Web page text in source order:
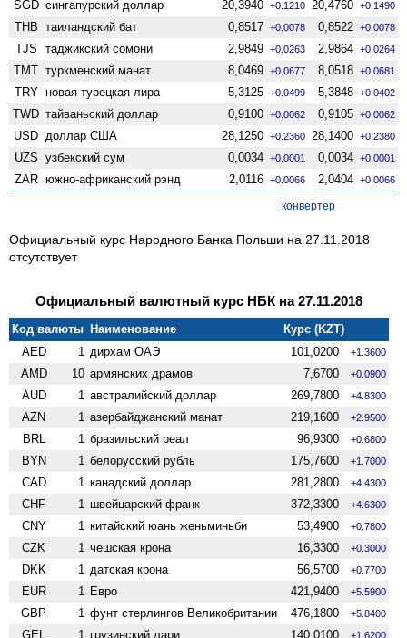
SGD сингапурский доллар 20,3940 +0.1210 20,4760 +0.1490
THB таиландский бат 0,8517 +0.0078 0,8522 +0.0078
TJS таджикский сомони 2,9849 +0.0263 2,9864 +0.0264
TMT туркменский манат 8,0469 +0.0677 8,0518 +0.0681
TRY новая турецкая лира 5,3125 +0.0499 5,3848 +0.0402
TWD тайваньский доллар 0,9100 +0.0062 0,9105 +0.0062
USD доллар США 28,1250 +0.2360 28,1400 +0.2380
UZS узбекский сум 0,0034 +0.0001 0,0034 +0.0001
ZAR южно-африканский рэнд 2,0116 +0.0066 2,0404 +0.0066
конвертер
Официальный курс Народного Банка Польши на 27.11.2018
отсутствует
Официальный валютный курс НБК на 27.11.2018
Код валюты Наименование
Курс (KZT)
AED
1 дирхам ОАЭ 101,0200 +1.3600
AMD 10 армянских драмов 7,6700 +0.0900
AUD 1 австралийский доллар 269,7800 +4.8300
AZN 1 азербайджанский манат 219,1600 +2.9500
BRL 1 бразильский реал 96,9300 +0.6800
BYN 1 белорусский рубль 175,7600 +1.7000
CAD 1 канадский доллар 281,2800 +4.4300
CHF 1 швейцарский франк 372,3300 +4.6300
CNY 1 китайский юань женьминьби 53,4900 +0.7800
CZK 1 чешская крона 16,3300 +0.3000
DKK 1 датская крона 56,5700 +0.7700
EUR 1 Евро 421,9400 +5.5900
GBP 1 фунт стерлингов Велико­британии 476,1800 +5.8400
GEL 1 грузинский лари 140,0100 +1.6200